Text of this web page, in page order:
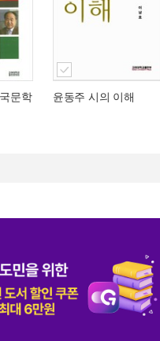
문학 윤동주 시의 이해